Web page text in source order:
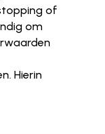
of
om
Hierin